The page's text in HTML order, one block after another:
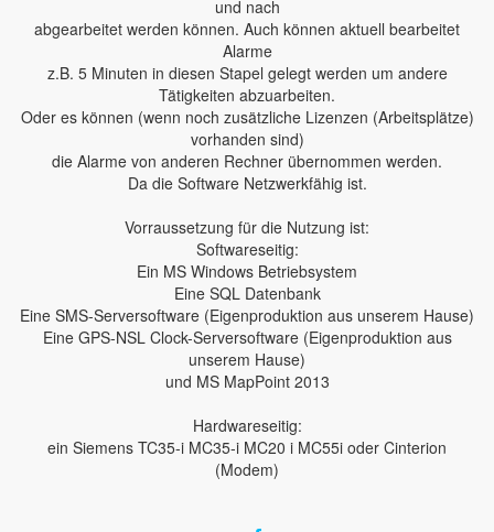
und nach
abgearbeitet werden können. Auch können aktuell bearbeitet
Alarme
z.B. 5 Minuten in diesen Stapel gelegt werden um andere
Tätigkeiten abzuarbeiten.
Oder es können (wenn noch zusätzliche Lizenzen (Arbeitsplätze)
vorhanden sind)
die Alarme von anderen Rechner übernommen werden.
Da die Software Netzwerkfähig ist.
Vorraussetzung für die Nutzung ist:
Softwareseitig:
Ein MS Windows Betriebsystem
Eine SQL Datenbank
Eine SMS-Serversoftware (Eigenproduktion aus unserem Hause)
Eine GPS-NSL Clock-Serversoftware (Eigenproduktion aus
unserem Hause)
und MS MapPoint 2013
Hardwareseitig:
ein Siemens TC35-i MC35-i MC20 i MC55i oder Cinterion
(Modem)